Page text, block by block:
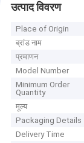
उत्पाद विवरण
Place of Origin
ब्रांड नाम
प्रमाणन
Model Number
Minimum Order
Quantity
मूल्य
Packaging Details
Delivery Time